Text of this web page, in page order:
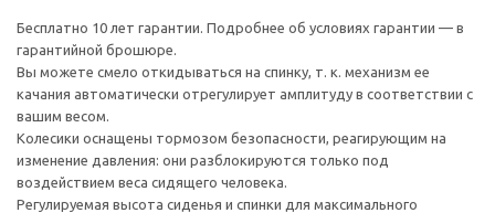
Бесплатно 10 лет гарантии. Подробнее об условиях гарантии — в
гарантийной брошюре.
Вы можете смело откидываться на спинку, т. к. механизм ее
качания автоматически отрегулирует амплитуду в соответствии с
вашим весом.
Колесики оснащены тормозом безопасности, реагирующим на
изменение давления: они разблокируются только под
воздействием веса сидящего человека.
Регулируемая высота сиденья и спинки для максимального